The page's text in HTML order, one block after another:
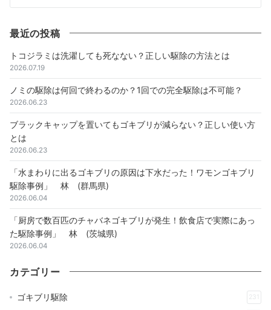
最近の投稿
トコジラミは洗濯しても死なない？正しい駆除の方法とは
2026.07.19
ノミの駆除は何回で終わるのか？1回での完全駆除は不可能？
2026.06.23
ブラックキャップを置いてもゴキブリが減らない？正しい使い方
とは
2026.06.23
「水まわりに出るゴキブリの原因は下水だった！ワモンゴキブリ
駆除事例」 林 (群馬県)
2026.06.04
「厨房で数百匹のチャバネゴキブリが発生！飲食店で実際にあっ
た駆除事例」 林 (茨城県)
2026.06.04
カテゴリー
ゴキブリ駆除 231